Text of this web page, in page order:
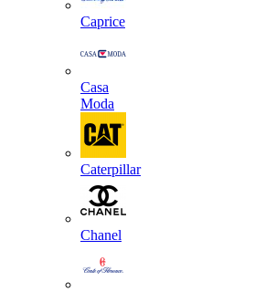
Caprice
Casa
Moda
Caterpillar
Chanel